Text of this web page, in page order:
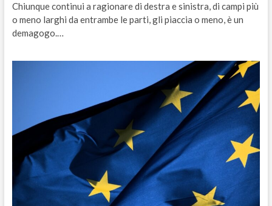
Chiunque continui a ragionare di destra e sinistra, di campi più
o meno larghi da entrambe le parti, gli piaccia o meno, è un
demagogo.…